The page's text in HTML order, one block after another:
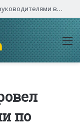
Касым-Жомарт Токаев встретился с руководителями высокотехнологичных компаний Китая
по